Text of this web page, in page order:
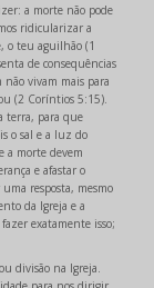
a morte não pode
ridicularizar a
o teu aguilhão (1
de consequências
vivam mais para
(2 Coríntios 5:15).
terra, para que
o sal e a luz do
a morte devem
e afastar o
resposta, mesmo
da Igreja e a
exatamente isso;
divisão na Igreja.